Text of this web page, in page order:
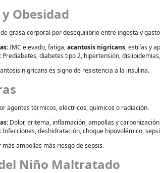
Obesidad
grasa corporal por desequilibrio entre ingesta y
IMC elevado, fatiga,acantosis nigricans, estrías y
Prediabetes, diabetes tipo 2, hipertensión,
nigricans es signo de resistencia a la insulina.
agentes térmicos, eléctricos, químicos o radiación.
Dolor, eritema, inflamación, ampollas y
Infecciones, deshidratación, choque hipovolémico,
más ampollas más riesgo de sepsis.
Niño Maltratado